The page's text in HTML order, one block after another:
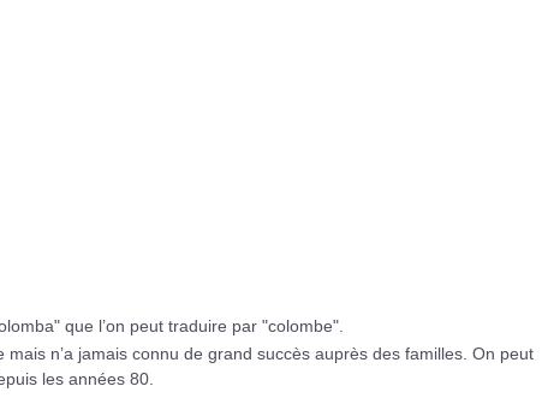
que l’on peut traduire par "colombe".
mais n’a jamais connu de grand succès auprès des familles. On peut
les années 80.